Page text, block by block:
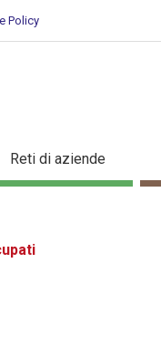
Policy
Reti di aziende